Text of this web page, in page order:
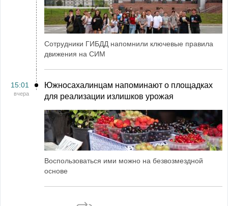
Сотрудники ГИБДД напомнили ключевые правила
движения на СИМ
15:01
вчера
Южносахалинцам напоминают о площадках
для реализации излишков урожая
Воспользоваться ими можно на безвозмездной
основе